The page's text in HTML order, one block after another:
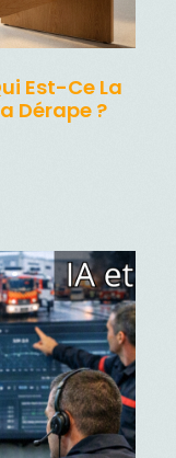
Est-Ce La
Dérape ?